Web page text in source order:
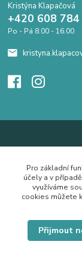
Kristýna Klapačová
+420 608
Po - Pá 8.00 - 16.00
Pro základní
účely a v
využíváme
cookies můžete
Přijmout